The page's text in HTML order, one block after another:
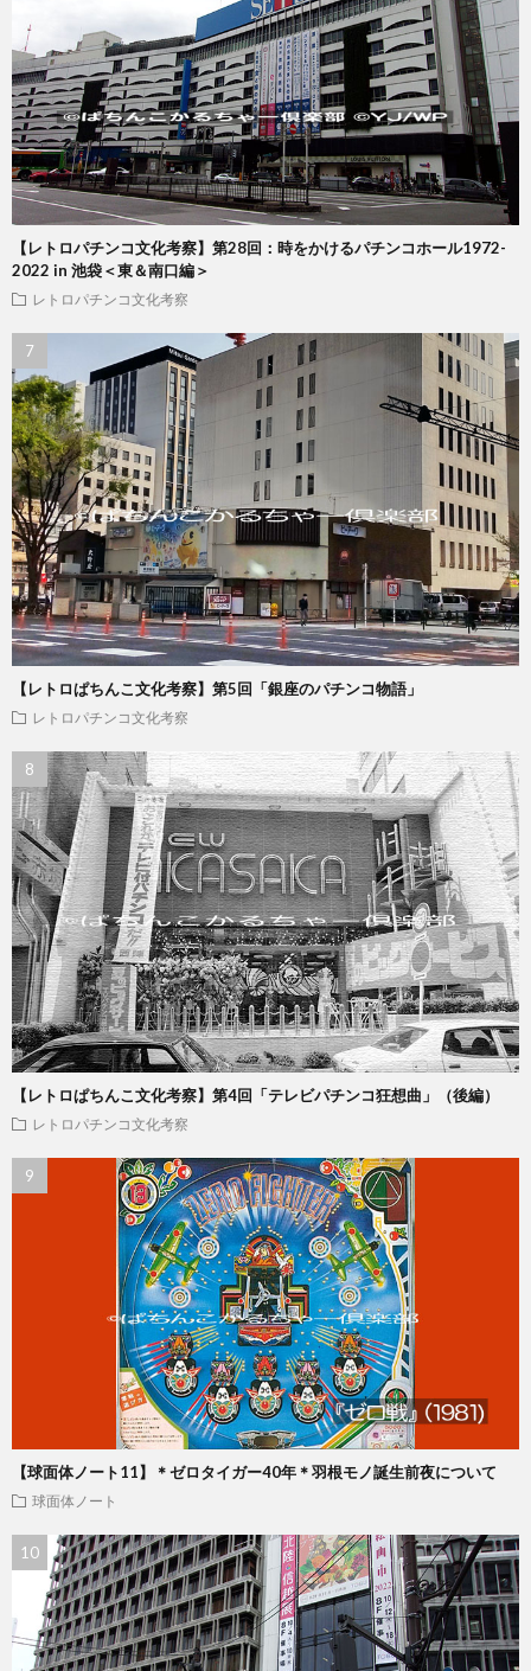
【レトロパチンコ文化考察】第28回：時をかけるパチンコホール1972-
2022 in 池袋＜東＆南口編＞
レトロパチンコ文化考察
【レトロぱちんこ文化考察】第5回「銀座のパチンコ物語」
レトロパチンコ文化考察
【レトロぱちんこ文化考察】第4回「テレビパチンコ狂想曲」（後編）
レトロパチンコ文化考察
【球面体ノート11】＊ゼロタイガー40年＊羽根モノ誕生前夜について
球面体ノート